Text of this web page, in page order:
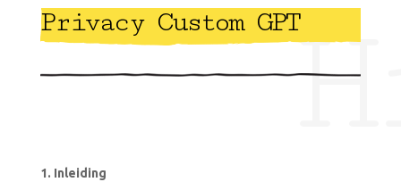
Privacy Custom GPT
1. Inleiding